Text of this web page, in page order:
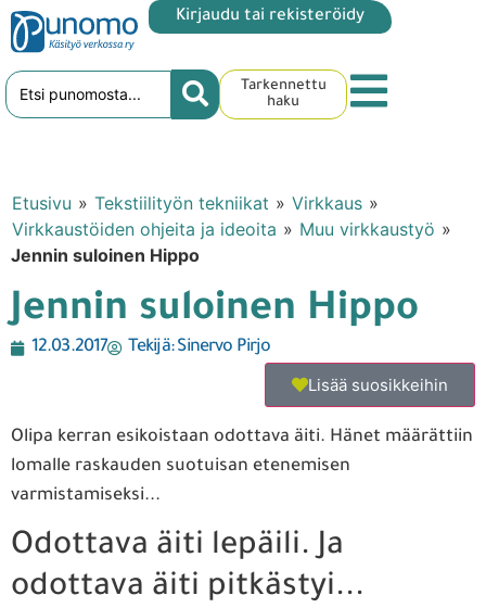
Kirjaudu tai rekisteröidy
Tarkennettu
haku
Etusivu » Tekstiilityön tekniikat » Virkkaus »
Virkkaustöiden ohjeita ja ideoita » Muu virkkaustyö »
Jennin suloinen Hippo
Jennin suloinen Hippo
12.03.2017 Tekijä:Sinervo Pirjo
Lisää suosikkeihin
Olipa kerran esikoistaan odottava äiti. Hänet määrättiin
lomalle raskauden suotuisan etenemisen
varmistamiseksi...
Odottava äiti lepäili. Ja
odottava äiti pitkästyi...